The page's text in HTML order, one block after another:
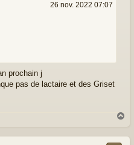
26 nov. 2022 07:07
prochain j
pas de lactaire et des Griset
u